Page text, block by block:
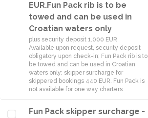
EUR.Fun Pack rib is to be
towed and can be used in
Croatian waters only
plus security deposit 1.000 EUR
Available upon request, security deposit
obligatory upon check-in; Fun Pack rib is to
be towed and can be used in Croatian
waters only; skipper surcharge for
skippered bookings 440 EUR. Fun Pack is
not available for one way charters
Fun Pack skipper surcharge -